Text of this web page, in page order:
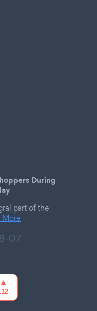
During
part of the
More
07